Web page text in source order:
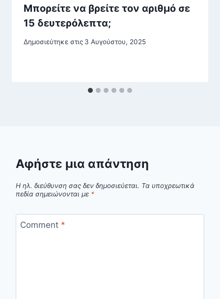
Mπορείτε να βρείτε τον αριθμό σε
15 δευτερόλεπτα;
Δημοσιεύτηκε στις 3 Αυγούστου, 2025
Αφήστε μια απάντηση
Η ηλ. διεύθυνση σας δεν δημοσιεύεται. Τα υποχρεωτικά
πεδία σημειώνονται με *
Comment *